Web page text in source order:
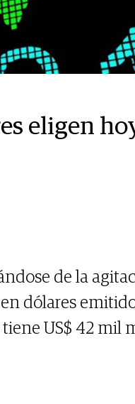
eligen
de la
dólares
US$ 42 mil